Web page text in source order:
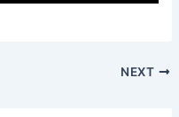
NEXT